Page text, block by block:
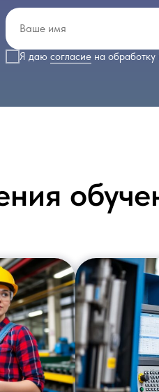
Я даю согласие на